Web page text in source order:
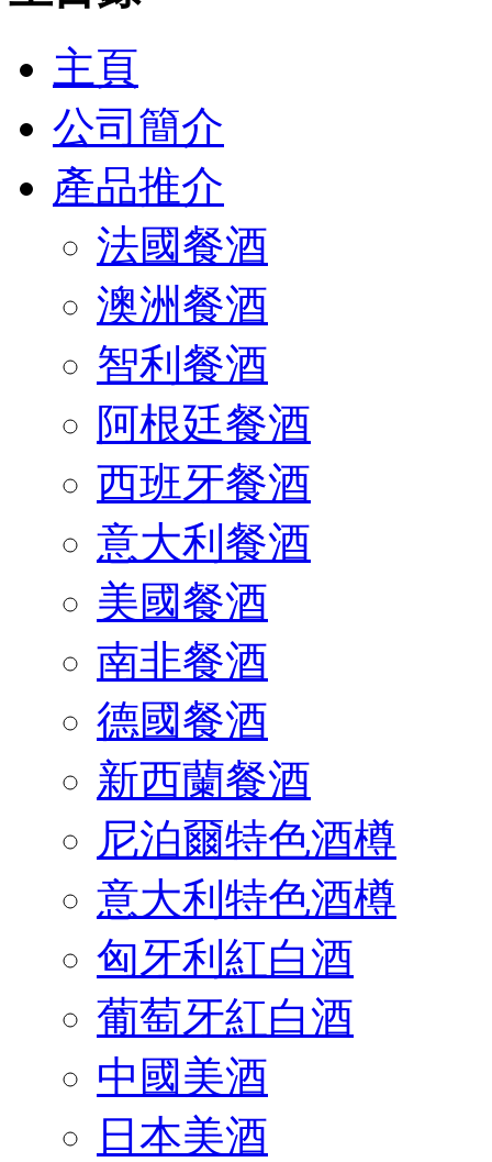
主頁
公司簡介
產品推介
法國餐酒
澳洲餐酒
智利餐酒
阿根廷餐酒
西班牙餐酒
意大利餐酒
美國餐酒
南非餐酒
德國餐酒
新西蘭餐酒
尼泊爾特色酒樽
意大利特色酒樽
匈牙利紅白酒
葡萄牙紅白酒
中國美酒
日本美酒